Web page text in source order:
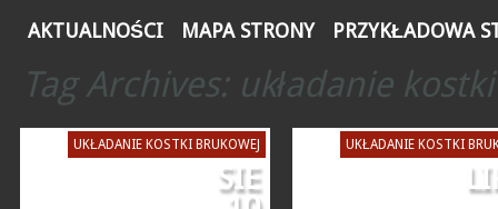
AKTUALNOŚCI MAPA STRONY PRZYKŁADOWA
Tag Archives: układanie
UKŁADANIE KOSTKI BRUKOWEJ
SIE
UKŁADANIE KOSTKI